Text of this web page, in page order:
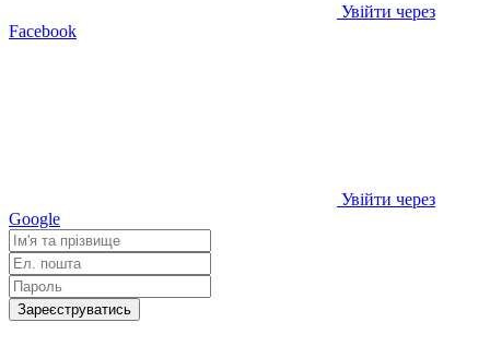
Увійти через
Facebook
Увійти через
Google
Зареєструватись